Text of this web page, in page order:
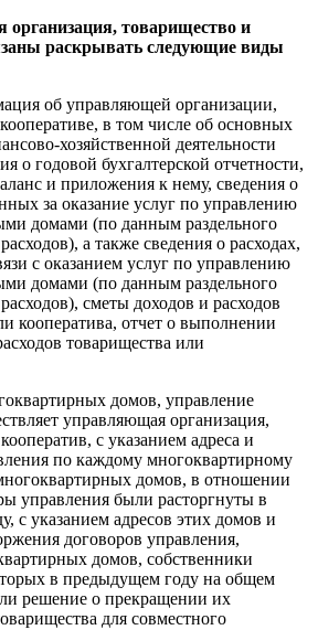
товарищество и
раскрывать следующие виды
об управляющей организации,
в том числе об основных
хозяйственной деятельности
о годовой бухгалтерской отчетности,
и приложения к нему, сведения о
за оказание услуг по управлению
домами (по данным раздельного
а также сведения о расходах,
с оказанием услуг по управлению
домами (по данным раздельного
сметы доходов и расходов
кооператива, отчет о выполнении
товарищества или
домов, управление
управляющая организация,
с указанием адреса и
по каждому многоквартирному
домов, в отношении
управления были расторгнуты в
с указанием адресов этих домов и
договоров управления,
домов, собственники
в предыдущем году на общем
решение о прекращении их
для совместного